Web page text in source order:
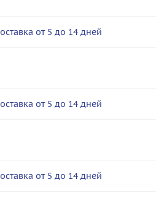
от 5 до 14 дней
от 5 до 14 дней
от 5 до 14 дней